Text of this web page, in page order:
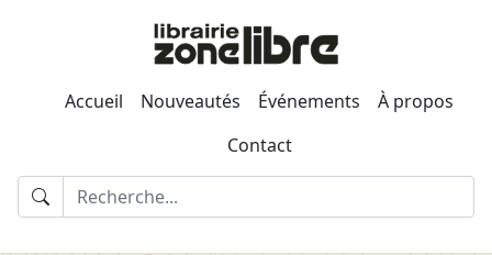
Accueil Nouveautés Événements
À propos
Contact